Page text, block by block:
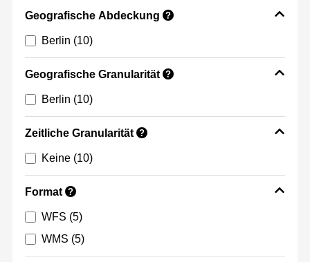
Geografische Abdeckung ?
Berlin (10)
Geografische Granularität ?
Berlin (10)
Zeitliche Granularität ?
Keine (10)
Format ?
WFS (5)
WMS (5)